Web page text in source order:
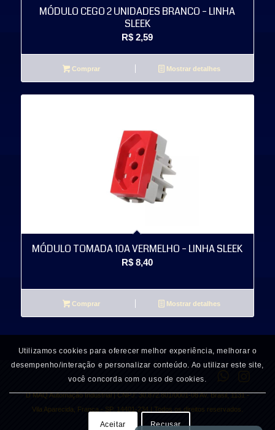
MÓDULO CEGO 2 UNIDADES BRANCO – LINHA
SLEEK
R$ 2,59
Comprar Mostrar detalhes
MÓDULO TOMADA 10A VERMELHO – LINHA SLEEK
R$ 8,40
Comprar Mostrar detalhes
D MAQ Automação Industrial | CNPJ: 30.872.801/0001-08 Av. Brasil, 1131 -
Vila Aparecida, Franca - SP, 14401-234 | Todos os direitos reservados.
Utilizamos cookies para oferecer melhor experiência, melhorar o
desempenho/interação e personalizar conteúdo. Ao utilizar este site,
você concorda com o uso de cookies.
Aceitar Recusar